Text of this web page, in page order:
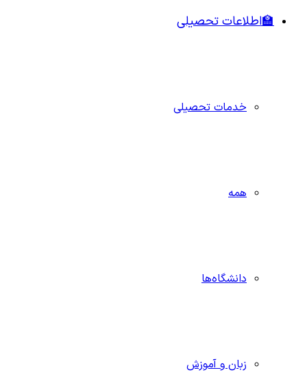
🏫اطلاعات تحصیلی
خدمات تحصیلی
همه
دانشگاه‌ها
زبان و آموزش